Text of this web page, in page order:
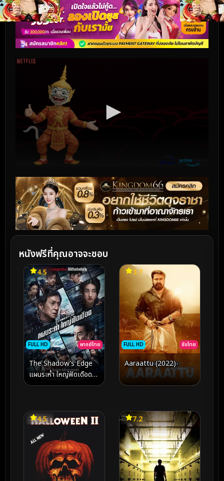
หนังฟรีที่คุณอาจจะชอบ
FULL HD พากย์ไทย
4.5
The Shadow’s Edge
แผนระห่ำ ใหญ่ฟัดเดือด
(2025)
FULL HD ซับไทย
3.7
Aaraattu (2022)
4.5 7.2